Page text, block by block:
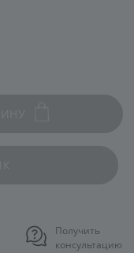
Получить
консультацию